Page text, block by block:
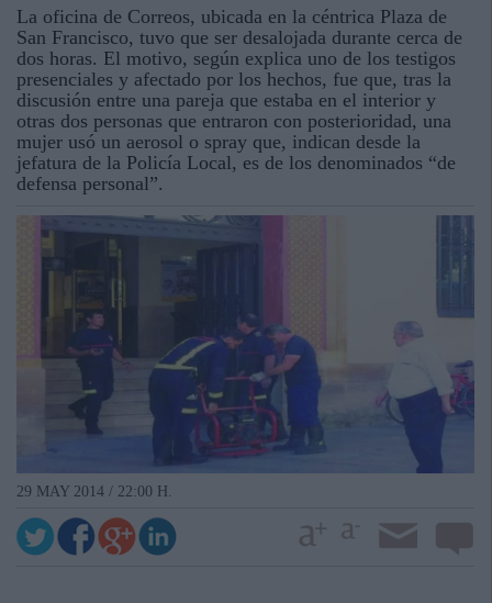
La oficina de Correos, ubicada en la céntrica Plaza de
San Francisco, tuvo que ser desalojada durante cerca de
dos horas. El motivo, según explica uno de los testigos
presenciales y afectado por los hechos, fue que, tras la
discusión entre una pareja que estaba en el interior y
otras dos personas que entraron con posterioridad, una
mujer usó un aerosol o spray que, indican desde la
jefatura de la Policía Local, es de los denominados “de
defensa personal”.
29 MAY 2014 / 22:00 H.